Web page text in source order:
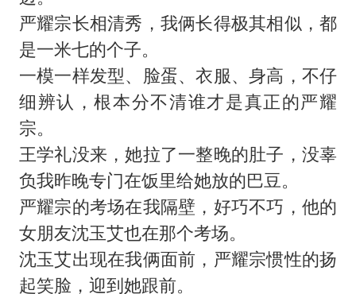
严耀宗长相清秀，我俩长得极其相似，都
是一米七的个子。
一模一样发型、脸蛋、衣服、身高，不仔
细辨认，根本分不清谁才是真正的严耀
宗。
王学礼没来，她拉了一整晚的肚子，没辜
负我昨晚专门在饭里给她放的巴豆。
严耀宗的考场在我隔壁，好巧不巧，他的
女朋友沈玉艾也在那个考场。
沈玉艾出现在我俩面前，严耀宗惯性的扬
起笑脸，迎到她跟前。